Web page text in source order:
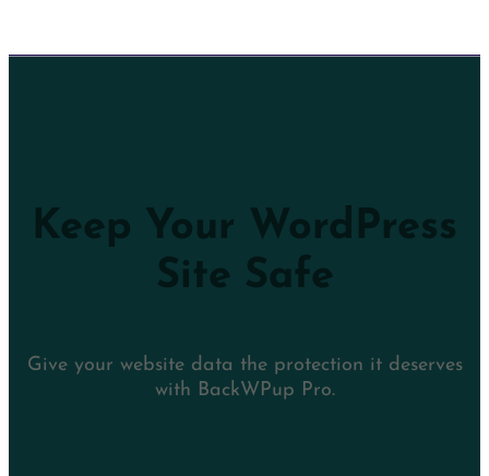
Keep Your WordPress
Site Safe
Give your website data the protection it deserves
with BackWPup Pro.